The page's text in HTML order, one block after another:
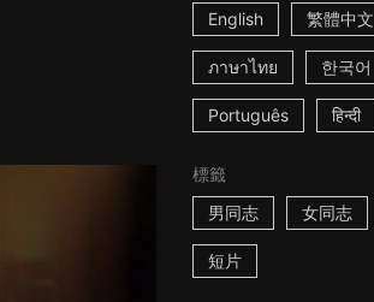
English 繁體中文
ภาษาไทย 한국어
Português हिन्दी
標籤
男同志
女同志
短片